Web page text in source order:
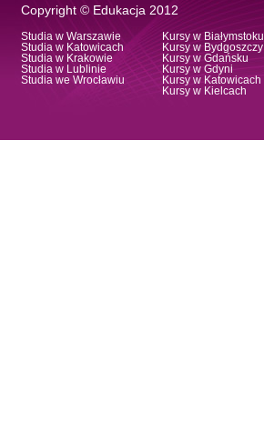
Copyright © Edukacja 2012
Studia w Warszawie
Studia w Katowicach
Studia w Krakowie
Studia w Lublinie
Studia we Wrocławiu
Kursy w Białymstoku
Kursy w Bydgoszczy
Kursy w Gdańsku
Kursy w Gdyni
Kursy w Katowicach
Kursy w Kielcach